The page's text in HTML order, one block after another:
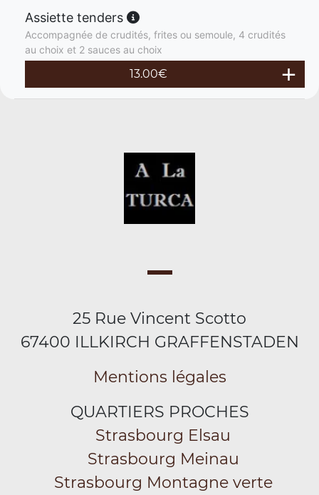
Assiette tenders
Accompagnée de crudités, frites ou semoule, 4 crudités
au choix et 2 sauces au choix
13.00€
25 Rue Vincent Scotto
67400 ILLKIRCH GRAFFENSTADEN
Mentions légales
QUARTIERS PROCHES
Strasbourg Elsau
Strasbourg Meinau
Strasbourg Montagne verte